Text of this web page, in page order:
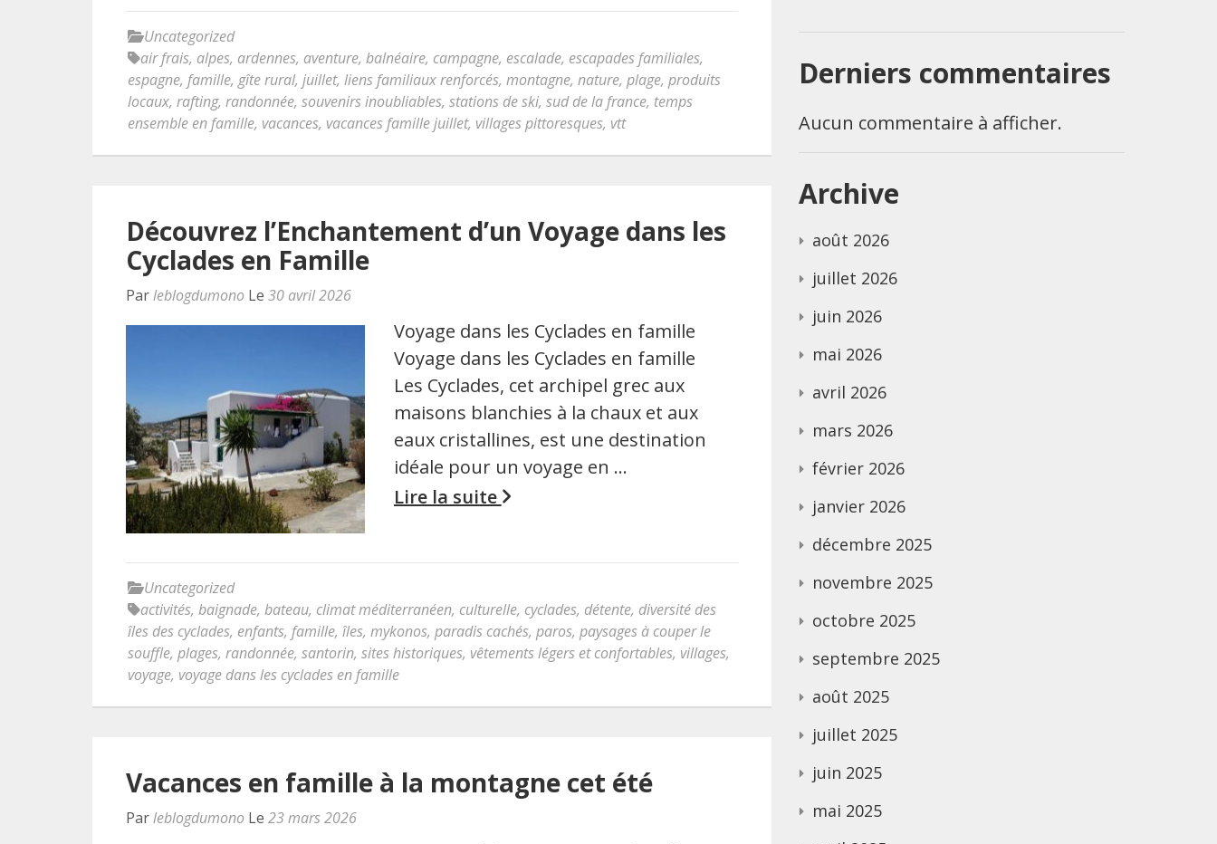
Uncategorized
air frais, alpes, ardennes, aventure, balnéaire, campagne, escalade, escapades familiales,
espagne, famille, gîte rural, juillet, liens familiaux renforcés, montagne, nature, plage, produits
locaux, rafting, randonnée, souvenirs inoubliables, stations de ski, sud de la france, temps
ensemble en famille, vacances, vacances famille juillet, villages pittoresques, vtt
Découvrez l’Enchantement d’un Voyage dans les
Cyclades en Famille
Parleblogdumono Le 30 avril 2026
Voyage dans les Cyclades en famille
Voyage dans les Cyclades en famille
Les Cyclades, cet archipel grec aux
maisons blanchies à la chaux et aux
eaux cristallines, est une destination
idéale pour un voyage en …
Lire la suite
Uncategorized
activités, baignade, bateau, climat méditerranéen, culturelle, cyclades, détente, diversité des
îles des cyclades, enfants, famille, îles, mykonos, paradis cachés, paros, paysages à couper le
souffle, plages, randonnée, santorin, sites historiques, vêtements légers et confortables, villages,
voyage, voyage dans les cyclades en famille
Vacances en famille à la montagne cet été
Parleblogdumono Le 23 mars 2026
Derniers commentaires
Aucun commentaire à afficher.
Archive
août 2026
juillet 2026
juin 2026
mai 2026
avril 2026
mars 2026
février 2026
janvier 2026
décembre 2025
novembre 2025
octobre 2025
septembre 2025
août 2025
juillet 2025
juin 2025
mai 2025